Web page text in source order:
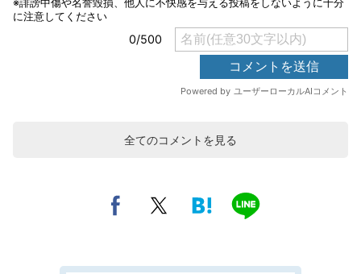
全てのコメントを見る